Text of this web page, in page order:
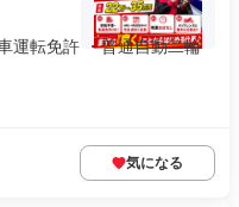
運転免許 ・普通自動二輪
気になる